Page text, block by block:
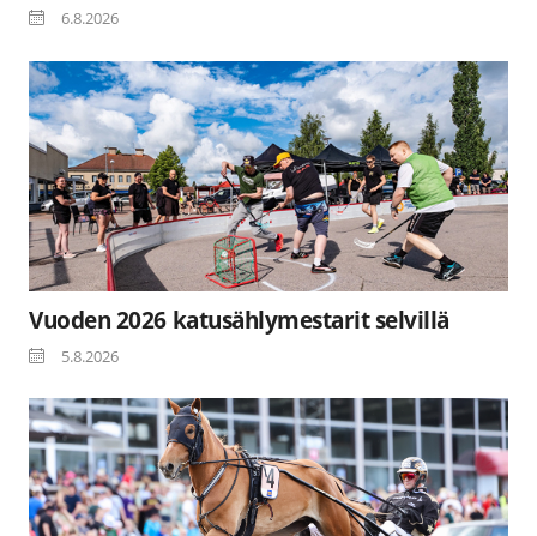
6.8.2026
Vuoden 2026 katusählymestarit selvillä
5.8.2026